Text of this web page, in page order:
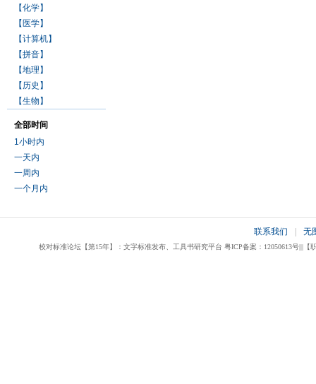
【化学】
【医学】
【计算机】
【拼音】
【地理】
【历史】
【生物】
全部时间
1小时内
一天内
一周内
一个月内
联系我们 无
校对标准论坛【第15年】：文字标准发布、工具书研究平台 粤ICP备案：12050613号|||【